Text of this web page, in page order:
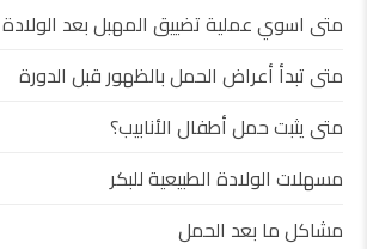
متى اسوي عملية تضييق المهبل بعد الولادة
متى تبدأ أعراض الحمل بالظهور قبل الدورة
متى يثبت حمل أطفال الأنابيب؟
مسهلات الولادة الطبيعية للبكر
مشاكل ما بعد الحمل